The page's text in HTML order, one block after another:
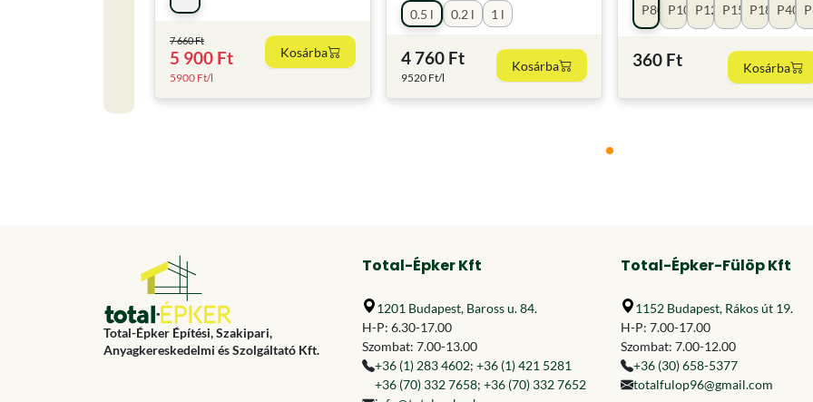
7 660 Ft
5 900 Ft
5900 Ft/l
Kosárba
0.2 l
0.5 l 1 l
4 760 Ft
9520 Ft/l
Kosárba
P100P120P150P180P40
P80
360 Ft Kosárba
Total-Épker Építési, Szakipari,
Anyagkereskedelmi és Szolgáltató Kft.
Total-Épker Kft
1201 Budapest, Baross u. 84.
H-P: 6.30-17.00
Szombat: 7.00-13.00
+36 (1) 283 4602; +36 (1) 421 5281
+36 (70) 332 7658; +36 (70) 332 7652
Total-Épker-Fülöp Kft
1152 Budapest, Rákos út 19.
H-P: 7.00-17.00
Szombat: 7.00-12.00
+36 (30) 658-5377
totalfulop96@gmail.com